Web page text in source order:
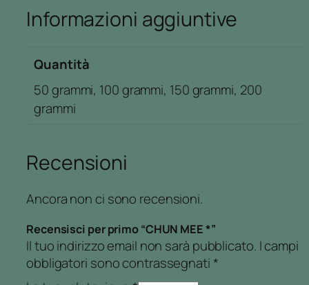
€
Informazioni aggiuntive
Quantità
50 grammi, 100 grammi, 150 grammi, 200
grammi
Recensioni
Ancora non ci sono recensioni.
Recensisci per primo “CHUN MEE *”
Il tuo indirizzo email non sarà pubblicato. I campi
obbligatori sono contrassegnati *